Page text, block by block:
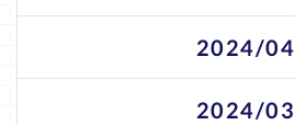
2024/04
2024/03